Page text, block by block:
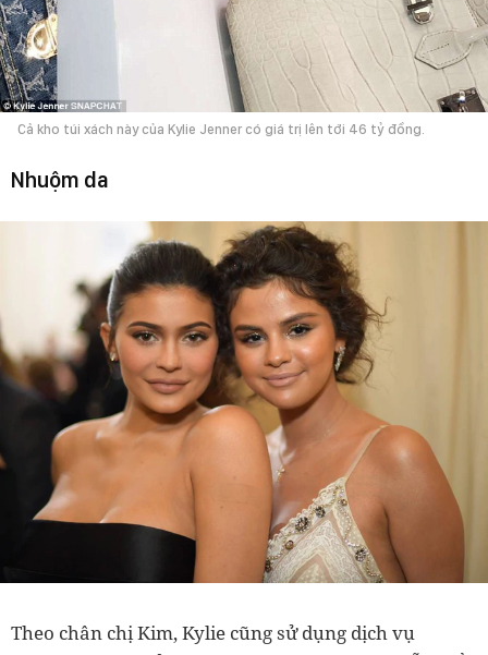
Cả kho túi xách này của Kylie Jenner có giá trị lên tới 46 tỷ đồng.
Nhuộm da
Theo chân chị Kim, Kylie cũng sử dụng dịch vụ